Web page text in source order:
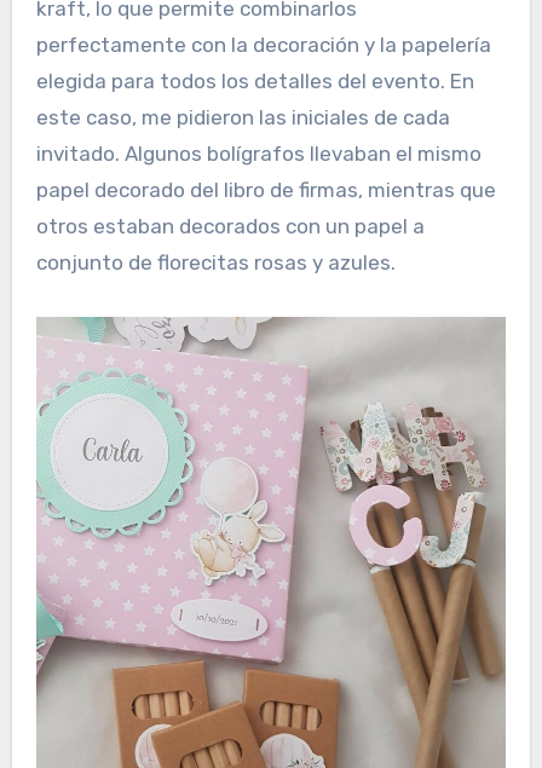
kraft, lo que permite combinarlos
perfectamente con la decoración y la papelería
elegida para todos los detalles del evento. En
este caso, me pidieron las iniciales de cada
invitado. Algunos bolígrafos llevaban el mismo
papel decorado del libro de firmas, mientras que
otros estaban decorados con un papel a
conjunto de florecitas rosas y azules.